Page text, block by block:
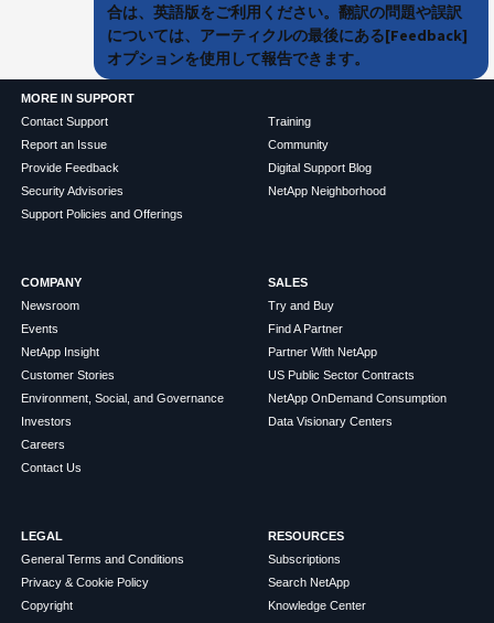
合は、英語版をご利用ください。翻訳の問題や誤訳
については、アーティクルの最後にある[Feedback]
オプションを使用して報告できます。
MORE IN SUPPORT
Contact Support
Report an Issue
Provide Feedback
Security Advisories
Support Policies and Offerings
Training
Community
Digital Support Blog
NetApp Neighborhood
COMPANY
Newsroom
Events
NetApp Insight
Customer Stories
Environment, Social, and Governance
Investors
Careers
Contact Us
SALES
Try and Buy
Find A Partner
Partner With NetApp
US Public Sector Contracts
NetApp OnDemand Consumption
Data Visionary Centers
LEGAL
General Terms and Conditions
Privacy & Cookie Policy
Copyright
RESOURCES
Subscriptions
Search NetApp
Knowledge Center